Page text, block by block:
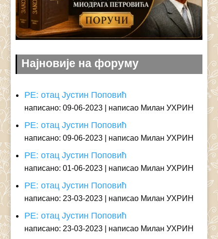
Најновије на форуму
РЕ: отац Јустин Поповић
написано: 09-06-2023 написао Милан УХРИН
РЕ: отац Јустин Поповић
написано: 09-06-2023 написао Милан УХРИН
РЕ: отац Јустин Поповић
написано: 01-06-2023 написао Милан УХРИН
РЕ: отац Јустин Поповић
написано: 23-03-2023 написао Милан УХРИН
РЕ: отац Јустин Поповић
написано: 23-03-2023 написао Милан УХРИН